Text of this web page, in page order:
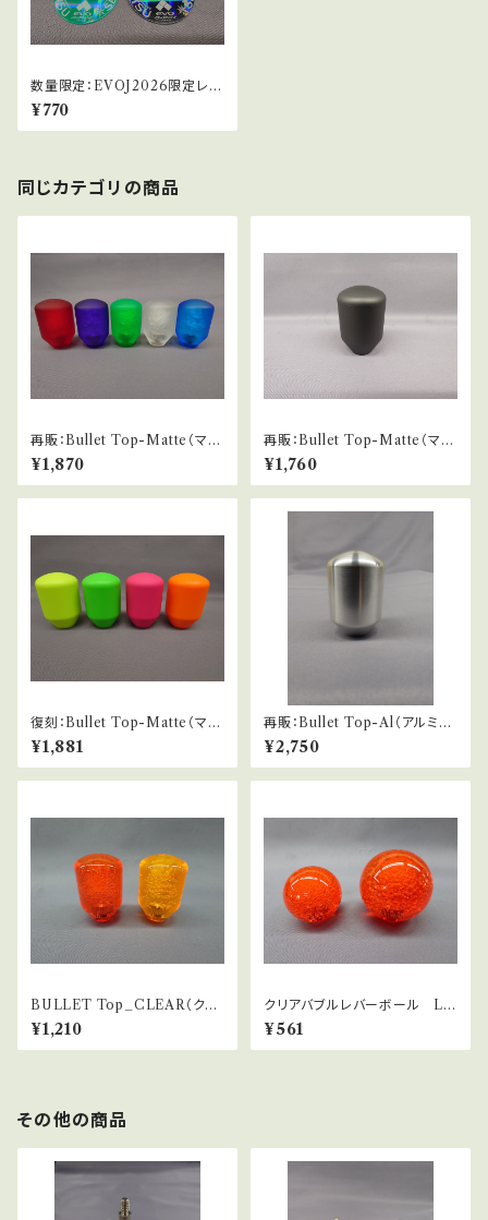
数量限定：EVOJ2026限定レバ
ーパッキン_10.5φ
¥770
同じカテゴリの商品
再販：Bullet Top-Matte（マッ
ト仕様バブル）
¥1,870
再販：Bullet Top-Matte（マッ
ト仕様）
¥1,760
復刻：Bullet Top-Matte（マッ
ト仕様蛍光）
¥1,881
再販：Bullet Top-Al（アルミ仕
様）
¥2,750
BULLET Top_CLEAR（クリ
アバブル）
¥1,210
クリアバブルレバーボール LB
-39サーモンピンク
¥561
その他の商品